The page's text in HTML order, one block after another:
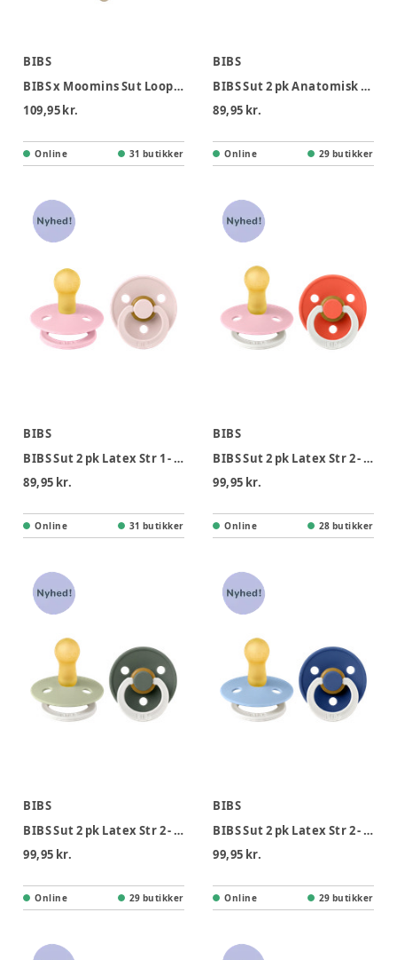
BIBS
BIBS x Moomins Sut Loop Suttesnor - Vanilla
109,95 kr.
Online 31 butikker
BIBS
BIBS Sut 2 pk Anatomisk Latex Str 2 - Babypink Tango
89,95 kr.
Online 29 butikker
BIBS
BIBS Sut 2 pk Latex Str 1 - Petal Babypink
89,95 kr.
Online 31 butikker
BIBS
BIBS Sut 2 pk Latex Str 2 - Babypink Tango, Nat
99,95 kr.
Online 28 butikker
BIBS
BIBS Sut 2 pk Latex Str 2 - Sage Pine, Nat
99,95 kr.
Online 29 butikker
BIBS
BIBS Sut 2 pk Latex Str 2 - Skyblue Cornflower, Nat
99,95 kr.
Online 29 butikker